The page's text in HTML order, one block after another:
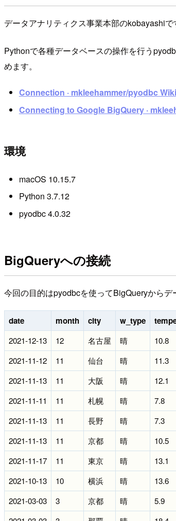
データアナリティクス事業本部のkobayashiで
Pythonで各種データベースの操作を行う
めます。
Connection · mkleehammer/pyodbc
Connecting to Google BigQuery ·
環境
macOS 10.15.7
Python 3.7.12
pyodbc 4.0.32
BigQueryへの接続
今回の目的はpyodbcを使ってBigQueryから
date month city w_type
2021-12-13 12 名古屋 晴 10.8
2021-11-12
11 仙台 晴 11.3
2021-11-13
11 大阪 晴 12.1
2021-11-11
11 札幌 晴 7.8
2021-11-13
11 長野 晴 7.3
2021-11-13
11 京都 晴 10.5
2021-11-17
11 東京 晴 13.1
2021-10-13
10 横浜 晴 13.6
2021-03-03
3 京都 晴 5.9